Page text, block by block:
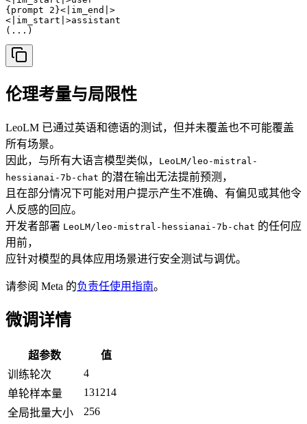
{prompt 2}<|im_end|>
<|im_start|>assistant
(...)
伦理考量与局限性
LeoLM 已通过英语和德语的测试，但并未覆盖也不可能覆盖
所有场景。
因此，与所有大语言模型类似，
LeoLM/leo-mistral-
hessianai-7b-chat 的潜在输出无法提前预测，
且在部分情况下可能对用户提示产生不准确、有偏见或其他令
人反感的回应。
开发者部署 LeoLM/leo-mistral-hessianai-7b-chat 的任何应
用前，
应针对模型的具体应用场景进行安全测试与调优。
请参阅 Meta 的负责任使用指南。
微调详情
超参数
值
训练轮次
4
单轮样本量
131214
全局批量大小
256